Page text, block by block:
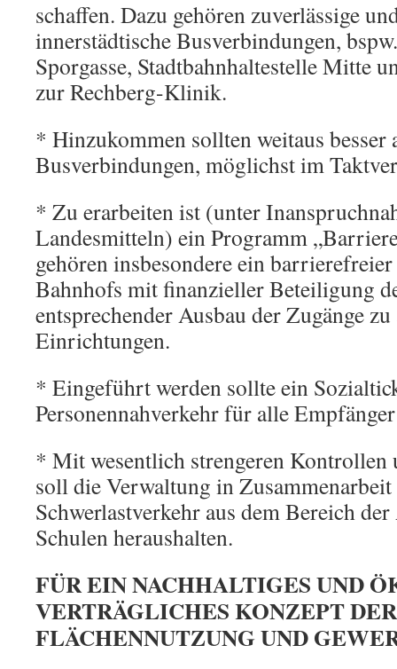
schaffen. Dazu gehören zuverlässige
innerstädtische Busverbindungen,
Sporgasse, Stadtbahnhaltestelle Mitte
zur Rechberg-Klinik.
* Hinzukommen sollten weitaus besser
Busverbindungen, möglichst im
* Zu erarbeiten ist (unter
Landesmitteln) ein Programm
gehören insbesondere ein
Bahnhofs mit finanzieller Beteiligung
entsprechender Ausbau der Zugänge
Einrichtungen.
* Eingeführt werden sollte ein
Personennahverkehr für alle
* Mit wesentlich strengeren Kontrollen
soll die Verwaltung in
Schwerlastverkehr aus dem Bereich
Schulen heraushalten.
FÜR EIN NACHHALTIGES UND
VERTRÄGLICHES KONZEPT DER
FLÄCHENNUTZUNG UND